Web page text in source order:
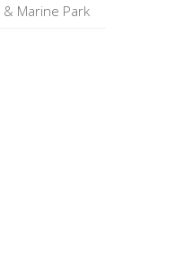
Marine Park